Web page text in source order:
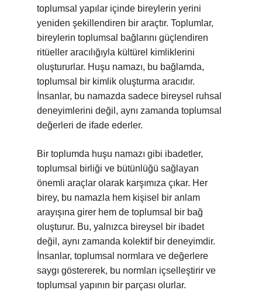
toplumsal yapılar içinde bireylerin yerini
yeniden şekillendiren bir araçtır. Toplumlar,
bireylerin toplumsal bağlarını güçlendiren
ritüeller aracılığıyla kültürel kimliklerini
oluştururlar. Huşu namazı, bu bağlamda,
toplumsal bir kimlik oluşturma aracıdır.
İnsanlar, bu namazda sadece bireysel ruhsal
deneyimlerini değil, aynı zamanda toplumsal
değerleri de ifade ederler.
Bir toplumda huşu namazı gibi ibadetler,
toplumsal birliği ve bütünlüğü sağlayan
önemli araçlar olarak karşımıza çıkar. Her
birey, bu namazla hem kişisel bir anlam
arayışına girer hem de toplumsal bir bağ
oluşturur. Bu, yalnızca bireysel bir ibadet
değil, aynı zamanda kolektif bir deneyimdir.
İnsanlar, toplumsal normlara ve değerlere
saygı göstererek, bu normları içselleştirir ve
toplumsal yapının bir parçası olurlar.